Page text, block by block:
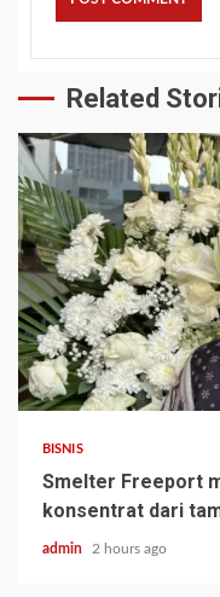
Related
BISNIS
Smelter Freeport
konsentrat dari
admin 2 hours ago